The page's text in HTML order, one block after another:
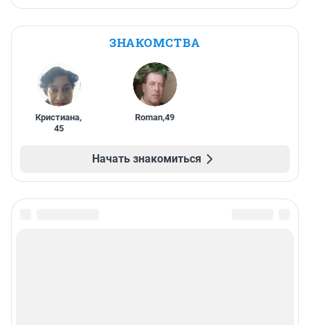
ЗНАКОМСТВА
Кристиана,
45
Roman,49
Начать знакомиться